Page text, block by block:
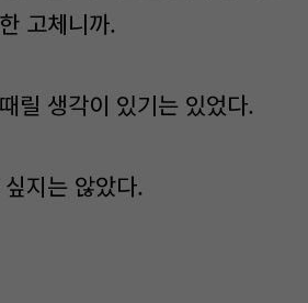
고체니까.
릴 생각이 있기는 있었다.
지는 않았다.